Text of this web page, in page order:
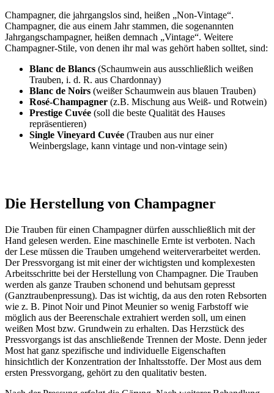
Champagner, die jahrgangslos sind, heißen „Non-Vintage“.
Champagner, die aus einem Jahr stammen, die sogenannten
Jahrgangschampagner, heißen demnach „Vintage“. Weitere
Champagner-Stile, von denen ihr mal was gehört haben solltet, sind:
Blanc de Blancs (Schaumwein aus ausschließlich weißen
Trauben, i. d. R. aus Chardonnay)
Blanc de Noirs (weißer Schaumwein aus blauen Trauben)
Rosé-Champagner (z.B. Mischung aus Weiß- und Rotwein)
Prestige Cuvée (soll die beste Qualität des Hauses
repräsentieren)
Single Vineyard Cuvée (Trauben aus nur einer
Weinbergslage, kann vintage und non-vintage sein)
Die Herstellung von Champagner
Die Trauben für einen Champagner dürfen ausschließlich mit der
Hand gelesen werden. Eine maschinelle Ernte ist verboten. Nach
der Lese müssen die Trauben umgehend weiterverarbeitet werden.
Der Pressvorgang ist mit einer der wichtigsten und komplexesten
Arbeitsschritte bei der Herstellung von Champagner. Die Trauben
werden als ganze Trauben schonend und behutsam gepresst
(Ganztraubenpressung). Das ist wichtig, da aus den roten Rebsorten
wie z. B. Pinot Noir und Pinot Meunier so wenig Farbstoff wie
möglich aus der Beerenschale extrahiert werden soll, um einen
weißen Most bzw. Grundwein zu erhalten. Das Herzstück des
Pressvorgangs ist das anschließende Trennen der Moste. Denn jeder
Most hat ganz spezifische und individuelle Eigenschaften
hinsichtlich der Konzentration der Inhaltsstoffe. Der Most aus dem
ersten Pressvorgang, gehört zu den qualitativ besten.